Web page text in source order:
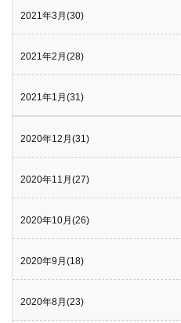
2021年3月(30)
2021年2月(28)
2021年1月(31)
2020年12月(31)
2020年11月(27)
2020年10月(26)
2020年9月(18)
2020年8月(23)